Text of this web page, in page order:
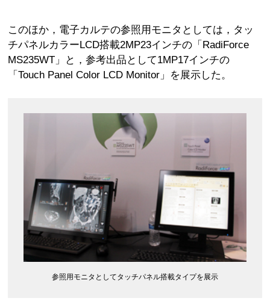
このほか，電子カルテの参照用モニタとしては，タッ
チパネルカラーLCD搭載2MP23インチの「RadiForce
MS235WT」と，参考出品として1MP17インチの
「Touch Panel Color LCD Monitor」を展示した。
参照用モニタとしてタッチパネル搭載タイプを展示